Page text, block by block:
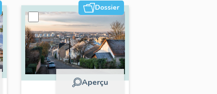
Dossier
Aperçu